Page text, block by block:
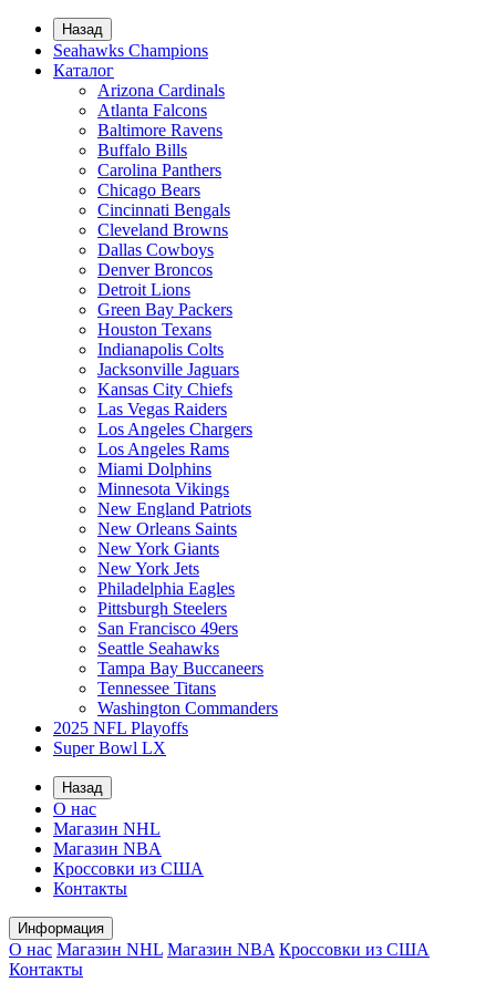
Назад
Seahawks Champions
Каталог
Arizona Cardinals
Atlanta Falcons
Baltimore Ravens
Buffalo Bills
Carolina Panthers
Chicago Bears
Cincinnati Bengals
Cleveland Browns
Dallas Cowboys
Denver Broncos
Detroit Lions
Green Bay Packers
Houston Texans
Indianapolis Colts
Jacksonville Jaguars
Kansas City Chiefs
Las Vegas Raiders
Los Angeles Chargers
Los Angeles Rams
Miami Dolphins
Minnesota Vikings
New England Patriots
New Orleans Saints
New York Giants
New York Jets
Philadelphia Eagles
Pittsburgh Steelers
San Francisco 49ers
Seattle Seahawks
Tampa Bay Buccaneers
Tennessee Titans
Washington Commanders
2025 NFL Playoffs
Super Bowl LX
Назад
О нас
Магазин NHL
Магазин NBA
Кроссовки из США
Контакты
Информация
О нас Магазин NHL Магазин NBA Кроссовки из США
Контакты